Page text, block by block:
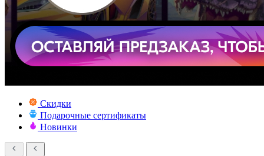
Скидки
Подарочные сертификаты
Новинки